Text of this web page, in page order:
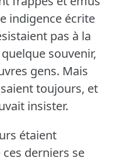
indigence écrite
pas à la
souvenir,
gens. Mais
toujours, et
insister.
étaient
ces derniers se